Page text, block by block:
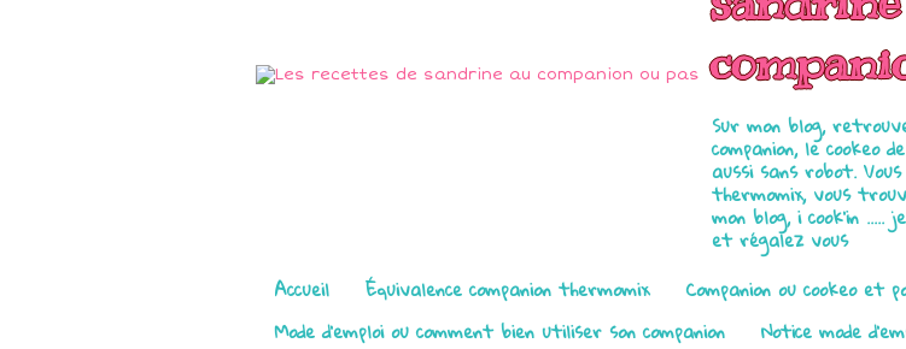
Sur mon blog,
companion, le cookeo
aussi sans robot.
thermomix, vous
mon blog, i cook'in .....
et régalez vous
Pages
Accueil Équivalence companion thermomix
Companion ou cookeo et
Mode d’emploi ou comment bien utiliser son companion
Notice mode